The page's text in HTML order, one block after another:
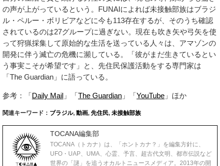
の声が上がっているという。FUNAIによれば未接触部族はブラジ
ル・ペルー・ボリビアなどに今も113存在するが、そのうち確認
されているのは27グループに過ぎない。現在も吹き矢や弓矢を使
って狩猟採集して原始的な生活を送っている人々は、アマゾンの
開発に伴う滅亡の危機に瀕している。「彼がまだ生きているとい
う事実こそが希望です」と、先住民保護活動をする専門家は
「The Guardian」に語っている。
参考：「Daily Mail 」「The Guardian 」「YouTube 」ほか
関連キーワード： ブラジル, 動画, 先住民, 未接触部族
TOCANA編集部
TOCANA（トカナ）は、「ホントカナ？」を編集方針に、
UFO・UAP、UMA、心霊、予言、超古代文明、都市伝説など
世界の「謎」を追うオカルトニュースメディア。2013年の開